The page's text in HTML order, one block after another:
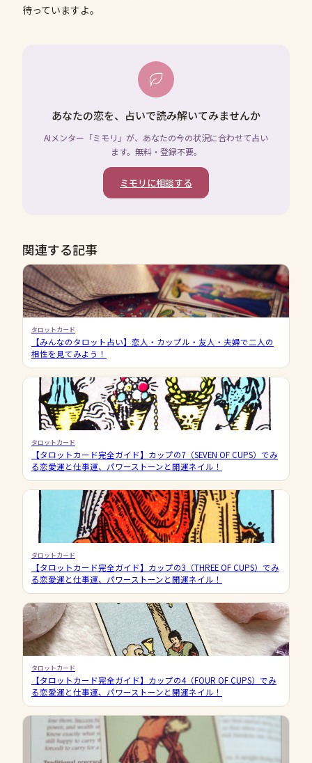
待っていますよ。
あなたの恋を、占いで読み解いてみませんか
AIメンター「ミモリ」が、あなたの今の状況に合わせて占い
ます。無料・登録不要。
ミモリに相談する
関連する記事
タロットカード
【みんなのタロット占い】恋人・カップル・友人・夫婦で二人の
相性を見てみよう！
タロットカード
【タロットカード完全ガイド】カップの7（SEVEN OF CUPS）でみ
る恋愛運と仕事運、パワーストーンと開運ネイル！
タロットカード
【タロットカード完全ガイド】カップの3（THREE OF CUPS）でみ
る恋愛運と仕事運、パワーストーンと開運ネイル！
タロットカード
【タロットカード完全ガイド】カップの4（FOUR OF CUPS）でみ
る恋愛運と仕事運、パワーストーンと開運ネイル！